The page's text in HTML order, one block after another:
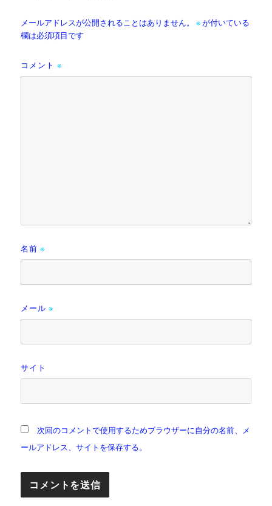
メールアドレスが公開されることはありません。 ※が付いている
欄は必須項目です
コメント※
名前※
メール※
サイト
次回のコメントで使用するためブラウザーに自分の名前、メ
ールアドレス、サイトを保存する。